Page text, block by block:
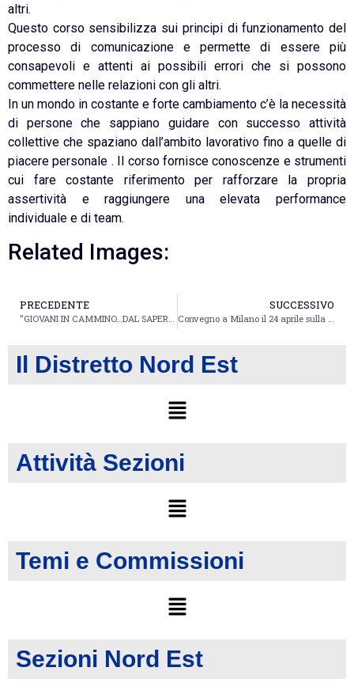
altri.
Questo corso sensibilizza sui principi di funzionamento del
processo di comunicazione e permette di essere più
consapevoli e attenti ai possibili errori che si possono
commettere nelle relazioni con gli altri.
In un mondo in costante e forte cambiamento c’è la necessità
di persone che sappiano guidare con successo attività
collettive che spaziano dall’ambito lavorativo fino a quelle di
piacere personale . Il corso fornisce conoscenze e strumenti
cui fare costante riferimento per rafforzare la propria
assertività e raggiungere una elevata performance
individuale e di team.
Related Images:
PRECEDENTE SUCCESSIVO
Il Distretto Nord Est
Attività Sezioni
Temi e Commissioni
Sezioni Nord Est